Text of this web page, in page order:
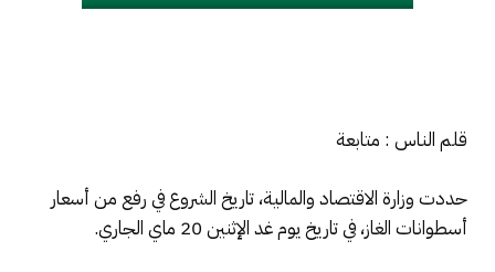
قلم الناس : متابعة
حددت وزارة الاقتصاد والمالية، تاريخ الشروع في رفع من أسعار
أسطوانات الغاز، في تاريخ يوم غد الإثنين 20 ماي الجاري.